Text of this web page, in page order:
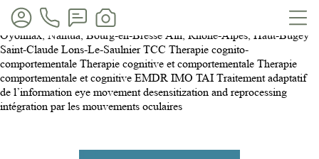
Cabinet Flora Mentis, psychopraticienne en thérapie cognitive et
comportementale et art-thérapie à Oyonnax
Cabinet Flora Mentis
Oyonnax, Nantua, Bourg-en-Bresse Ain, Rhone-Alpes, Haut-Bugey
Saint-Claude Lons-Le-Saulnier TCC Therapie cognito-
comportementale Therapie cognitive et comportementale Therapie
comportementale et cognitive EMDR IMO TAI Traitement adaptatif
de l’information eye movement desensitization and reprocessing
intégration par les mouvements oculaires